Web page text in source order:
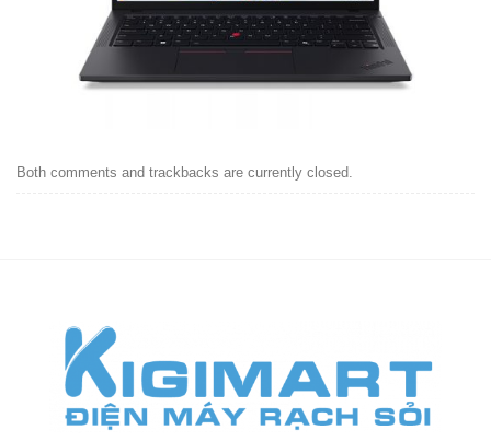
Both comments and trackbacks are currently closed.